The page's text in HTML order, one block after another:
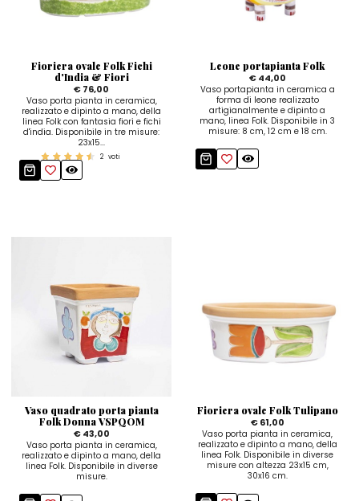
Fioriera ovale Folk Fichi
d'India & Fiori
€ 76,00
Vaso porta pianta in ceramica,
realizzato e dipinto a mano, della
linea Folk con fantasia fiori e fichi
d'india. Disponibile in tre misure:
23x15...
2 voti
Leone portapianta Folk
€ 44,00
Vaso portapianta in ceramica a
forma di leone realizzato
artigianalmente e dipinto a
mano, linea Folk. Disponibile in 3
misure: 8 cm, 12 cm e 18 cm.
Vaso quadrato porta pianta
Folk Donna VSPQOM
€ 43,00
Vaso porta pianta in ceramica,
realizzato e dipinto a mano, della
linea Folk. Disponibile in diverse
misure.
Fioriera ovale Folk Tulipano
€ 61,00
Vaso porta pianta in ceramica,
realizzato e dipinto a mano, della
linea Folk. Disponibile in diverse
misure con altezza 23x15 cm,
30x16 cm.